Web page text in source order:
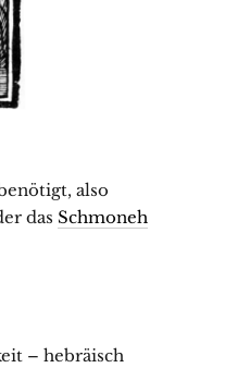
das Schmoneh
– hebräisch